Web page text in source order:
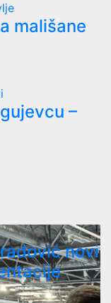
mališane
–
novi